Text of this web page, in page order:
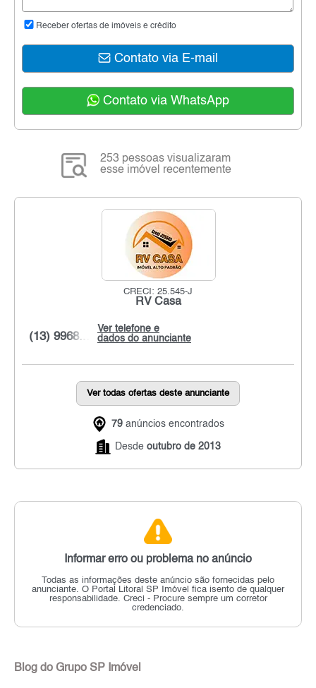
Receber ofertas de imóveis e crédito
Contato via E-mail
Contato via WhatsApp
253 pessoas visualizaram
esse imóvel recentemente
CRECI: 25.545-J
RV Casa
Ver telefone e
dados do anunciante
(13) 9968...
Ver todas ofertas deste anunciante
79 anúncios encontrados
Desde outubro de 2013
Informar erro ou problema no anúncio
Todas as informações deste anúncio são fornecidas pelo
anunciante. O Portal Litoral SP Imóvel fica isento de qualquer
responsabilidade. Creci - Procure sempre um corretor
credenciado.
Blog do Grupo SP Imóvel